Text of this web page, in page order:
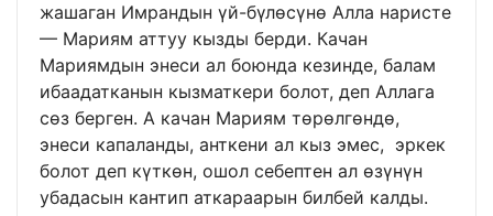
жашаган Имрандын үй-бүлөсүнө Алла наристе
— Мариям аттуу кызды берди. Качан
Мариямдын энеси ал боюнда кезинде, балам
ибаадатканын кызматкери болот, деп Аллага
сөз берген. А качан Мариям төрөлгөндө,
энеси капаланды, анткени ал кыз эмес, эркек
болот деп күткөн, ошол себептен ал өзүнүн
убадасын кантип аткараарын билбей калды.